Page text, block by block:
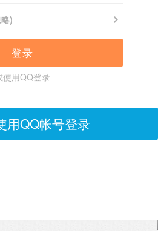
)
登录
使用QQ登录
用QQ帐号登录